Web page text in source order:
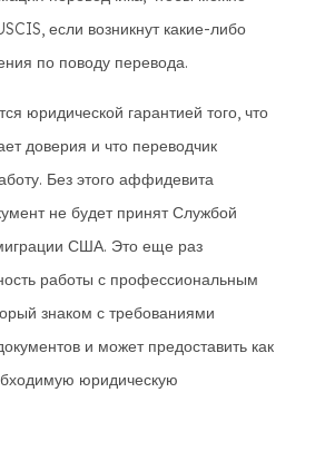
если возникнут какие-либо
по поводу перевода.
юридической гарантией того, что
доверия и что переводчик
Без этого аффидевита
не будет принят Службой
США. Это еще раз
работы с профессиональным
знаком с требованиями
и может предоставить как
юридическую